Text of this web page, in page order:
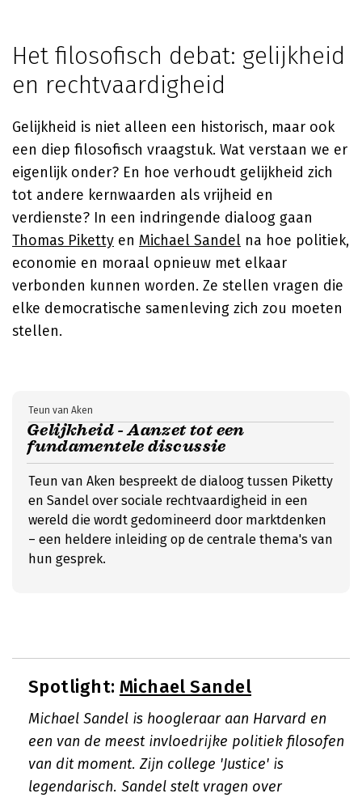
Het filosofisch debat: gelijkheid
en rechtvaardigheid
Gelijkheid is niet alleen een historisch, maar ook
een diep filosofisch vraagstuk. Wat verstaan we er
eigenlijk onder? En hoe verhoudt gelijkheid zich
tot andere kernwaarden als vrijheid en
verdienste? In een indringende dialoog gaan
Thomas Piketty en Michael Sandel na hoe politiek,
economie en moraal opnieuw met elkaar
verbonden kunnen worden. Ze stellen vragen die
elke democratische samenleving zich zou moeten
stellen.
Gelijkheid - Aanzet tot een
fundamentele discussie
Teun van Aken
Teun van Aken bespreekt de dialoog tussen Piketty
en Sandel over sociale rechtvaardigheid in een
wereld die wordt gedomineerd door marktdenken
– een heldere inleiding op de centrale thema's van
hun gesprek.
Spotlight: Michael Sandel
Michael Sandel is hoogleraar aan Harvard en
een van de meest invloedrijke politiek filosofen
van dit moment. Zijn college 'Justice' is
legendarisch. Sandel stelt vragen over